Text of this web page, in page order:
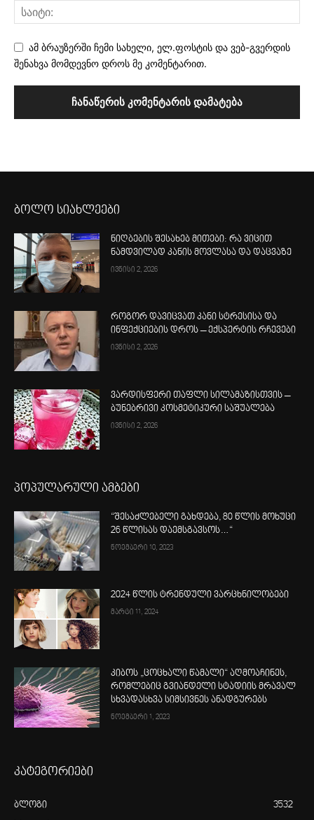
ამ ბრაუზერში ჩემი სახელი, ელ.ფოსტის და ვებ-გვერდის
შენახვა მომდევნო დროს მე კომენტარით.
ბოლო სიახლეები
ნიღბების შესახებ მითები: რა ვიცით
ნამდვილად კანის მოვლასა და დაცვაზე
ივნისი 2, 2026
როგორ დავიცვათ კანი სტრესისა და
ინფექციების დროს – ექსპერტის რჩევები
ივნისი 2, 2026
ვარდისფერი თაფლი სილამაზისთვის –
ბუნებრივი კოსმეტიკური საშუალება
ივნისი 2, 2026
პოპულარული ამბები
“შესაძლებელი გახდება, 80 წლის მოხუცი
26 წლისას დაემსგავსოს…“
ნოემბერი 10, 2023
2024 წლის ტრენდული ვარცხნილობები
მარტი 11, 2024
კიბოს „ცოცხალი წამალი“ აღმოაჩინეს,
რომლებიც გვიანდელი სტადიის მრავალ
სხვადასხვა სიმსივნეს ანადგურებს
ნოემბერი 1, 2023
კატეგორიები
ბლოგი 3532